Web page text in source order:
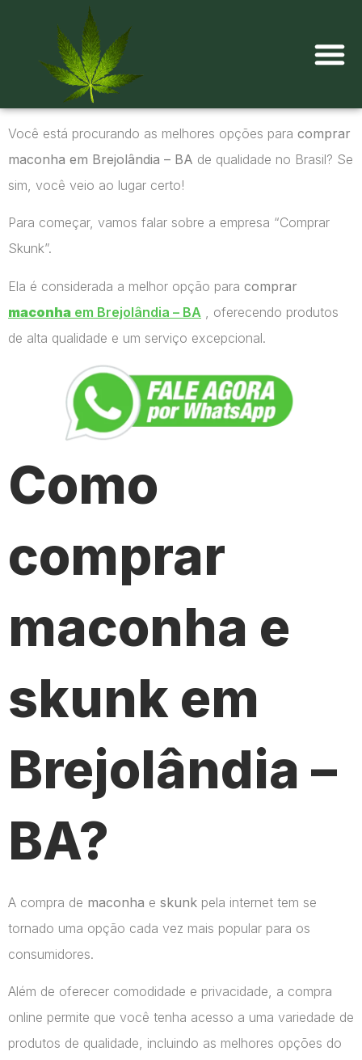
Você está procurando as melhores opções para comprar
maconha em Brejolândia – BA de qualidade no Brasil? Se
sim, você veio ao lugar certo!
Para começar, vamos falar sobre a empresa “Comprar
Skunk”.
Ela é considerada a melhor opção para comprar
maconha em Brejolândia – BA , oferecendo produtos
de alta qualidade e um serviço excepcional.
Como
comprar
maconha e
skunk em
Brejolândia –
BA?
A compra de maconha e skunk pela internet tem se
tornado uma opção cada vez mais popular para os
consumidores.
Além de oferecer comodidade e privacidade, a compra
online permite que você tenha acesso a uma variedade de
produtos de qualidade, incluindo as melhores opções do